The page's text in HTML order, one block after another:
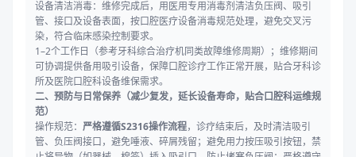
设备清洁消毒：维修完成后，用医用专用消毒剂清洁负压阀、吸引
管、接口及设备表面，按口腔医疗设备消毒规范处理，避免交叉污
染，符合临床感染控制要求。
1–2个工作日（参考牙科综合治疗机同类故障维修周期）；维修期间
可协调提供备用吸引设备，保障口腔诊疗工作正常开展，贴合牙科诊
所及医院口腔科设备维保需求。
二、预防与日常保养（减少复发，延长设备寿命，贴合口腔科运维规
范）
操作规范： 严格遵循S2316操作流程，诊疗结束后，及时清洁吸引
管、负压阀接口，避免唾液、碎屑残留；避免用力按压吸引按钮，禁